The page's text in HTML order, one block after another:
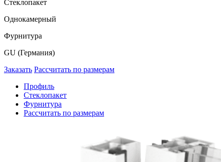
Стеклопакет
Однокамерный
Фурнитура
GU (Германия)
Заказать Рассчитать по размерам
Профиль
Стеклопакет
Фурнитура
Рассчитать по размерам